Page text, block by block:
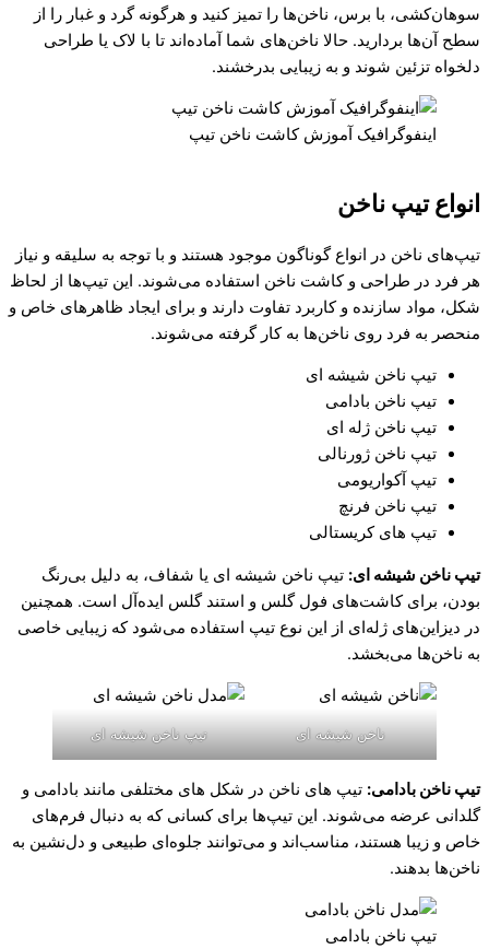
سوهان‌کشی، با برس، ناخن‌ها را تمیز کنید و هرگونه گرد و غبار را از
سطح آن‌ها بردارید. حالا ناخن‌های شما آماده‌اند تا با لاک یا طراحی
دلخواه تزئین شوند و به زیبایی بدرخشند.
اینفوگرافیک آموزش کاشت ناخن تیپ
انواع تیپ ناخن
تیپ‌های ناخن در انواع گوناگون موجود هستند و با توجه به سلیقه و نیاز
هر فرد در طراحی و کاشت ناخن استفاده می‌شوند. این تیپ‌ها از لحاظ
شکل، مواد سازنده و کاربرد تفاوت دارند و برای ایجاد ظاهرهای خاص و
منحصر به فرد روی ناخن‌ها به کار گرفته می‌شوند.
تیپ ناخن شیشه ای
تیپ ناخن بادامی
تیپ ناخن ژله ای
تیپ ناخن ژورنالی
تیپ آکواریومی
تیپ ناخن فرنچ
تیپ های کریستالی
تیپ ناخن شیشه ای:تیپ ناخن شیشه ای یا شفاف، به دلیل بی‌رنگ
بودن، برای کاشت‌های فول گلس و استند گلس ایده‌آل است. همچنین
در دیزاین‌های ژله‌ای از این نوع تیپ استفاده می‌شود که زیبایی خاصی
به ناخن‌ها می‌بخشد.
ناخن شیشه ای تیپ ناخن شیشه ای
تیپ ناخن بادامی:تیپ های ناخن در شکل های مختلفی مانند بادامی و
گلدانی عرضه می‌شوند. این تیپ‌ها برای کسانی که به دنبال فرم‌های
خاص و زیبا هستند، مناسب‌اند و می‌توانند جلوه‌ای طبیعی و دل‌نشین به
ناخن‌ها بدهند.
تیپ ناخن بادامی